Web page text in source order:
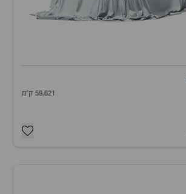
59,621 ק"מ